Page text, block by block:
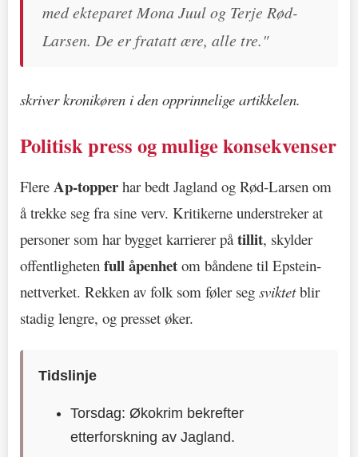
med ekteparet Mona Juul og Terje Rød-
Larsen. De er fratatt ære, alle tre."
skriver kronikøren i den opprinnelige artikkelen.
Politisk press og mulige konsekvenser
Flere Ap-topper har bedt Jagland og Rød-Larsen om
å trekke seg fra sine verv. Kritikerne understreker at
personer som har bygget karrierer påtillit, skylder
offentligheten full åpenhet om båndene til Epstein-
nettverket. Rekken av folk som føler seg sviktetblir
stadig lengre, og presset øker.
Tidslinje
Torsdag: Økokrim bekrefter
etterforskning av Jagland.